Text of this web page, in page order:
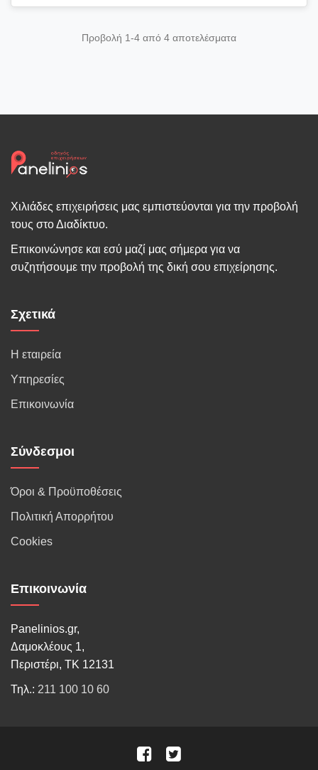
Προβολή 1-4 από 4 αποτελέσματα
Χιλιάδες επιχειρήσεις μας εμπιστεύονται για την προβολή
τους στο Διαδίκτυο.
Επικοινώνησε και εσύ μαζί μας σήμερα για να
συζητήσουμε την προβολή της δική σου επιχείρησης.
Σχετικά
Η εταιρεία
Υπηρεσίες
Επικοινωνία
Σύνδεσμοι
Όροι & Προϋποθέσεις
Πολιτική Απορρήτου
Cookies
Επικοινωνία
Panelinios.gr,
Δαμοκλέους 1,
Περιστέρι, ΤΚ 12131
Τηλ.: 211 100 10 60